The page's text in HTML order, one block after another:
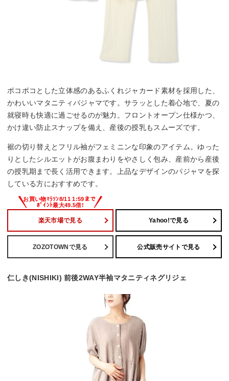
ポコポコとした立体感のあるふくれジャカード素材を採用した、
かわいいマタニティパジャマです。サラッとした着心地で、夏の
就寝時も快適に過ごせるのが魅力。フロントオープン仕様かつ、
かけ違い防止スナップを備え、産後の授乳もスムーズです。
裾の切り替えとフリル袖がフェミニンな印象のアイテム。ゆった
りとしたシルエットがお腹まわりをやさしく包み、産前から産後
の授乳期まで長く活用できます。上品なデザインのパジャマを探
している方におすすめです。
楽天市場で見る Yahoo!で見る
ZOZOTOWNで見る 公式販売サイトで見る
仁しき(NISHIKI) 前後2WAY半袖マタニティネグリジェ